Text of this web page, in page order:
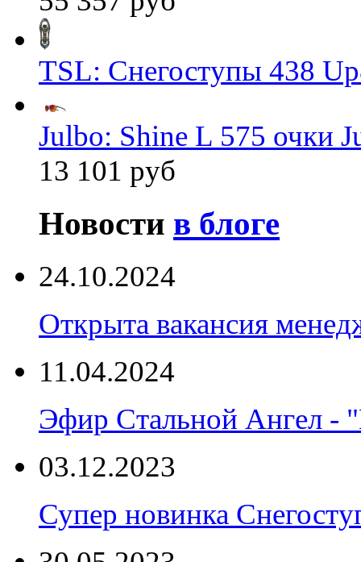
TSL: Снегоступы 438
Julbo: Shine L 575 очки
13 101 руб
Новости в блоге
24.10.2024
Открыта вакансия
11.04.2024
Эфир Стальной Ангел -
03.12.2023
Супер новинка